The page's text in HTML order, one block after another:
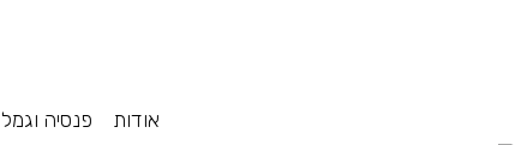
אודות פנסיה וגמל